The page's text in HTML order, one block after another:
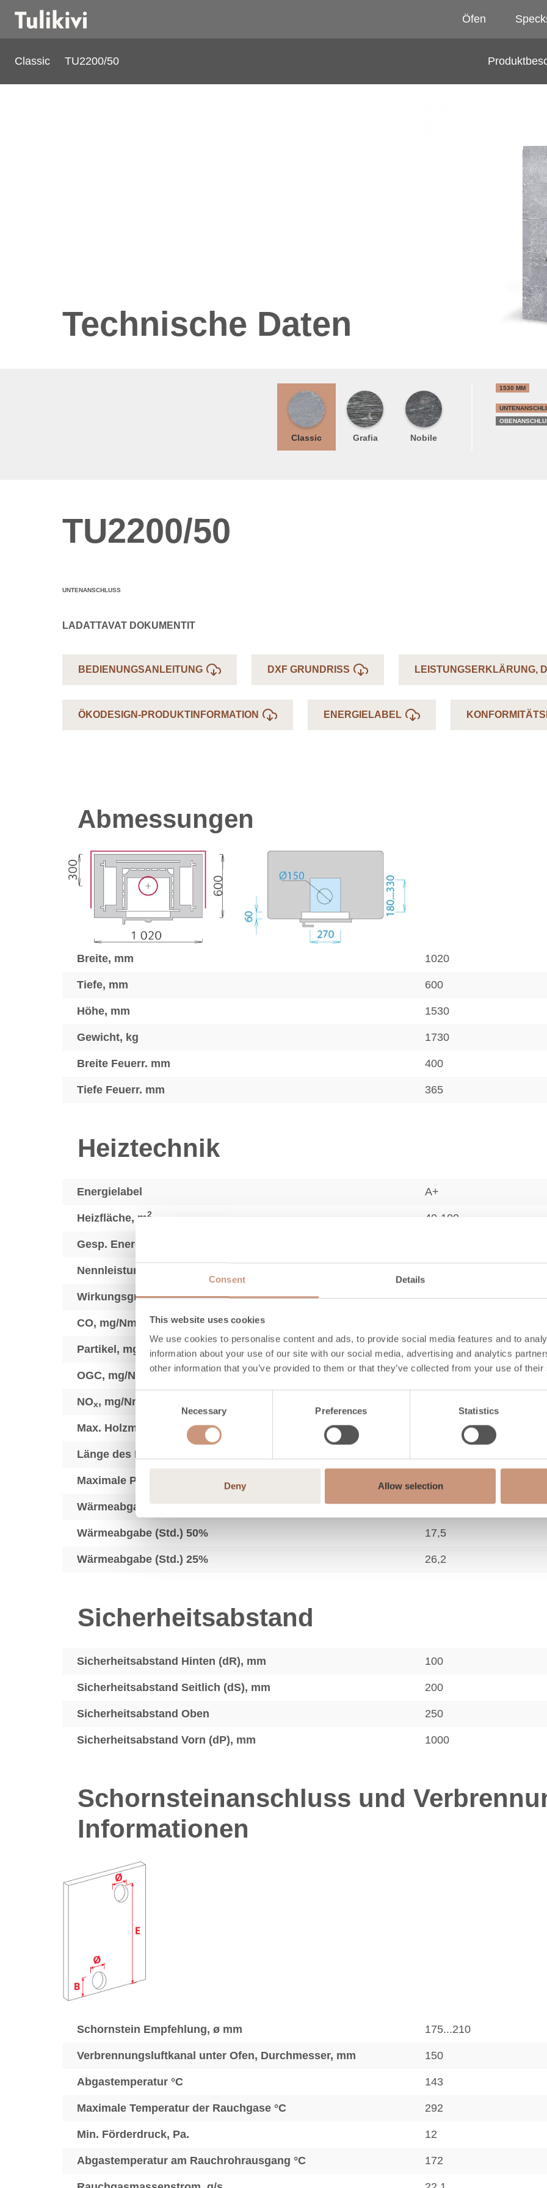
Consent Details
This website uses cookies
We use cookies to personalise content and ads, to provide social media features and to
information about your use of our site with our social media, advertising and analytics
other information that you’ve provided to them or that they’ve collected from your use of
Necessary Preferences Statistics
Deny Allow selection
Öfen
Classic TU2200/50
Technische Daten
Classic Grafia Nobile
1530 MM
TU2200/50
UNTENANSCHLUSS
LADATTAVAT DOKUMENTIT
BEDIENUNGSANLEITUNG DXF GRUNDRISS LEISTUNGSERKLÄRUNG,
ÖKODESIGN-PRODUKTINFORMATION ENERGIELABEL
Abmessungen
Breite, mm 1020
Tiefe, mm 600
Höhe, mm 1530
Gewicht, kg 1730
Breite Feuerr. mm 400
Tiefe Feuerr. mm 365
Heiztechnik
Energielabel A+
Heizfläche, m2 40-100
Gesp. Energie, kWh
Nennleistung (min.max), kW
Wirkungsgrad, % 87
CO, mg/Nm
Partikel, mg/Nm 14
OGC, mg/Nm 3 40
NOx, mg/Nm
Max. Holzmenge, kg
Länge des Holzes, mm
Maximale Pelletmenge, kg 10,5
Wärmeabgabe (Std.) 100% 4,4
Wärmeabgabe (Std.) 50% 17,5
Wärmeabgabe (Std.) 25% 26,2
Sicherheitsabstand
Sicherheitsabstand Hinten (dR), mm 100
Sicherheitsabstand Seitlich (dS), mm 200
Sicherheitsabstand Oben 250
Sicherheitsabstand Vorn (dP), mm 1000
Schornsteinanschluss und
Informationen
Schornstein Empfehlung, ø mm 175...210
Verbrennungsluftkanal unter Ofen, Durchmesser, mm 150
Abgastemperatur °C 143
Maximale Temperatur der Rauchgase °C 292
Min. Förderdruck, Pa. 12
Abgastemperatur am Rauchrohrausgang °C 172